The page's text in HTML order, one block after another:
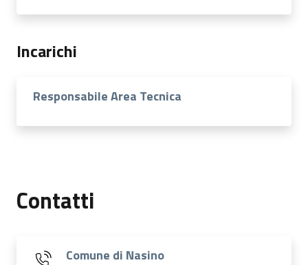
Incarichi
Responsabile Area Tecnica
Contatti
Comune di Nasino